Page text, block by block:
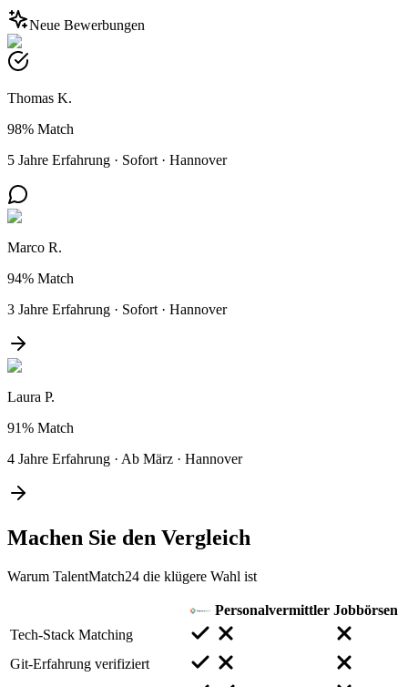
Neue Bewerbungen
Thomas K.
98% Match
5 Jahre Erfahrung · Sofort · Hannover
Marco R.
94% Match
3 Jahre Erfahrung · Sofort · Hannover
Laura P.
91% Match
4 Jahre Erfahrung · Ab März · Hannover
Machen Sie den Vergleich
Warum TalentMatch24 die klügere Wahl ist
Personalvermittler Jobbörsen
Tech-Stack Matching
Git-Erfahrung verifiziert